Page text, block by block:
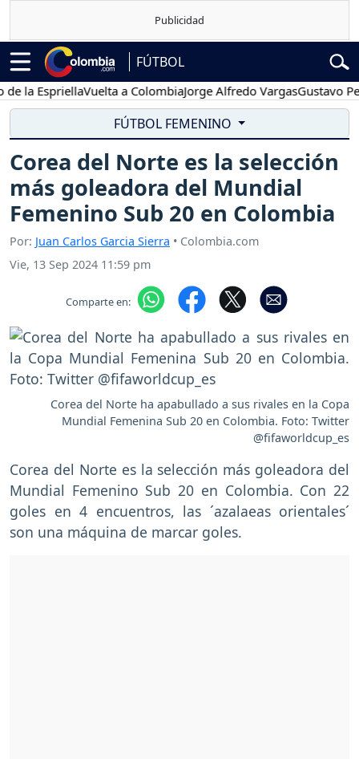
FÚTBOL
EspriellaVuelta a ColombiaJorge Alfredo VargasGustavo Petro
FÚTBOL FEMENINO
Corea del Norte es la selección
más goleadora del Mundial
Femenino Sub 20 en Colombia
Por: Juan Carlos Garcia Sierra • Colombia.com
Vie, 13 Sep 2024 11:59 pm
Comparte en:
Corea del Norte ha apabullado a sus rivales en la Copa
Mundial Femenina Sub 20 en Colombia. Foto: Twitter
@fifaworldcup_es
Corea del Norte es la selección más goleadora del
Mundial Femenino Sub 20 en Colombia. Con 22
goles en 4 encuentros, las ´azalaeas orientales´
son una máquina de marcar goles.